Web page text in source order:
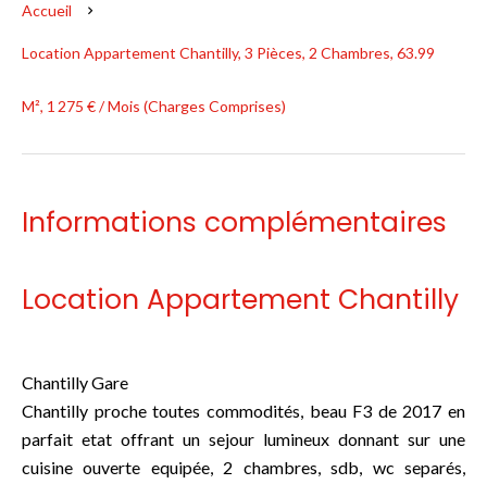
Accueil
Location Appartement Chantilly, 3 Pièces, 2 Chambres, 63.99
M², 1 275 € / Mois (Charges Comprises)
Informations complémentaires
Location Appartement Chantilly
Chantilly Gare
Chantilly proche toutes commodités, beau F3 de 2017 en
parfait etat offrant un sejour lumineux donnant sur une
cuisine ouverte equipée, 2 chambres, sdb, wc separés,